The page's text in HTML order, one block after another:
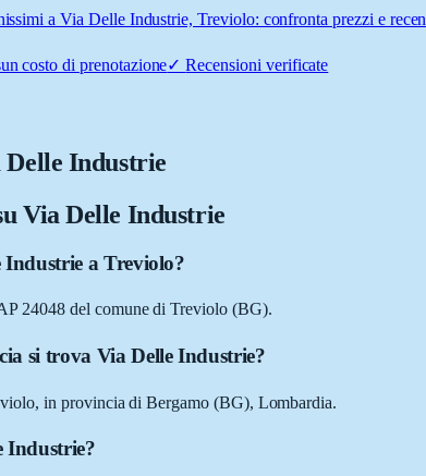
a Via Delle Industrie, Treviolo: confronta prezzi e
costo di prenotazione✓Recensioni verificate
Delle Industrie
Via Delle Industrie
a Treviolo?
24048 del comune di Treviolo (BG).
si trova Via Delle Industrie?
in provincia di Bergamo (BG), Lombardia.
Industrie?